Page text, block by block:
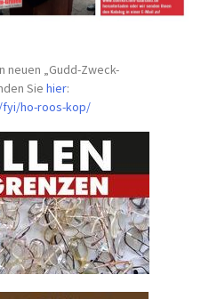
neuen „Gudd-Zweck-
Siehier:
fyi/ho-roos-kop/